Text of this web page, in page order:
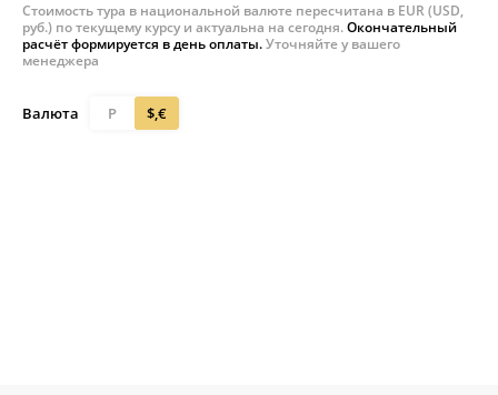
Стоимость тура в национальной валюте пересчитана в EUR (USD,
руб.) по текущему курсу и актуальна на сегодня.Окончательный
расчёт формируется в день оплаты.Уточняйте у вашего
менеджера
Валюта Р $,€